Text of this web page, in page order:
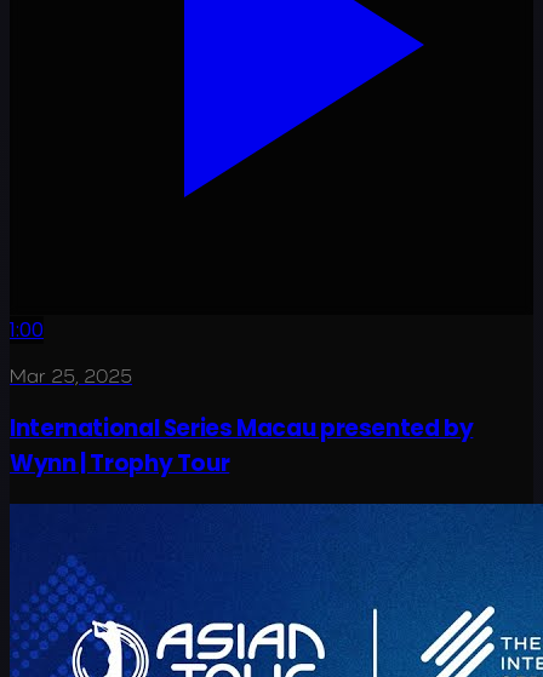
1:00
Mar 25, 2025
International Series Macau presented by
Wynn | Trophy Tour